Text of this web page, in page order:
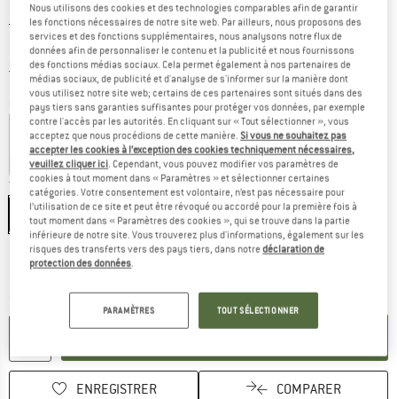
Prix initial :
19,95€
Prix:
13,97€ TVA incl.
hors Frais de livraisonInformations sur les frais de livraison. Ouvre une
Couleur:White / Black
-30 % -30 %
Taille: EU36-38
EU36-38 EU39-41 EU42-44 EU45-47
Guide des tailles
ENREGISTRER COMPARER
Nous utilisons des cookies et des technologies comparables afin de garantir
les fonctions nécessaires de notre site web. Par ailleurs, nous proposons des
services et des fonctions supplémentaires, nous analysons notre flux de
données afin de personnaliser le contenu et la publicité et nous fournissons
des fonctions médias sociaux. Cela permet également à nos partenaires de
médias sociaux, de publicité et d'analyse de s'informer sur la manière dont
vous utilisez notre site web; certains de ces partenaires sont situés dans des
pays tiers sans garanties suffisantes pour protéger vos données, par exemple
contre l'accès par les autorités. En cliquant sur « Tout sélectionner », vous
acceptez que nous procédions de cette manière.Si vous ne souhaitez pas
accepter les cookies à l’exception des cookies techniquement nécessaires,
veuillez cliquer ici. Cependant, vous pouvez modifier vos paramètres de
cookies à tout moment dans « Paramètres » et sélectionner certaines
catégories. Votre consentement est volontaire, n’est pas nécessaire pour
l’utilisation de ce site et peut être révoqué ou accordé pour la première fois à
tout moment dans « Paramètres des cookies », qui se trouve dans la partie
inférieure de notre site. Vous trouverez plus d'informations, également sur les
risques des transferts vers des pays tiers, dans notredéclaration de
protection des données.
PARAMÈTRES TOUT SÉLECTIONNER